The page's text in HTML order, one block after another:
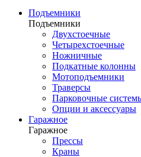
Подъемники
Подъемники
Двухстоечные
Четырехстоечные
Ножничные
Подкатные колонны
Мотоподъемники
Траверсы
Парковочные
Опции и аксессуары
Гаражное
Гаражное
Прессы
Краны